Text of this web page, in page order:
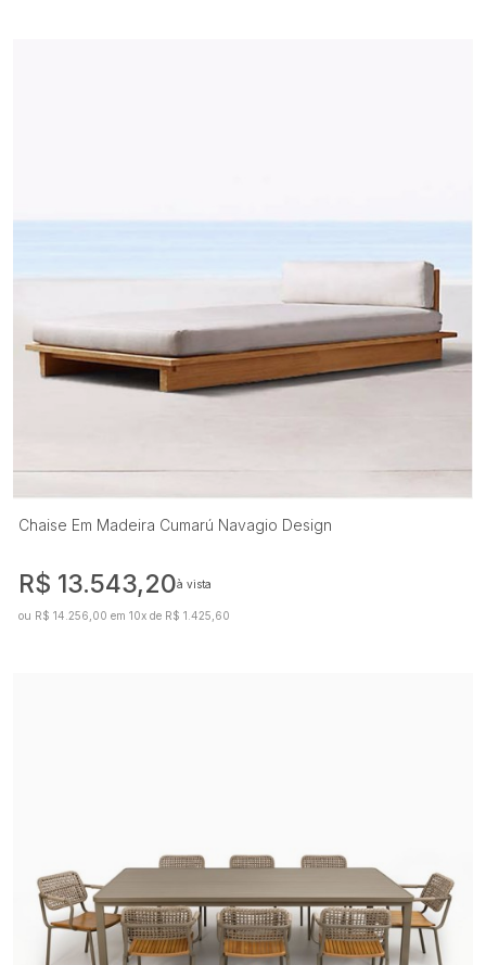
Chaise Em Madeira Cumarú Navagio Design
R$ 13.543,20à vista
ou R$ 14.256,00 em 10x de R$ 1.425,60